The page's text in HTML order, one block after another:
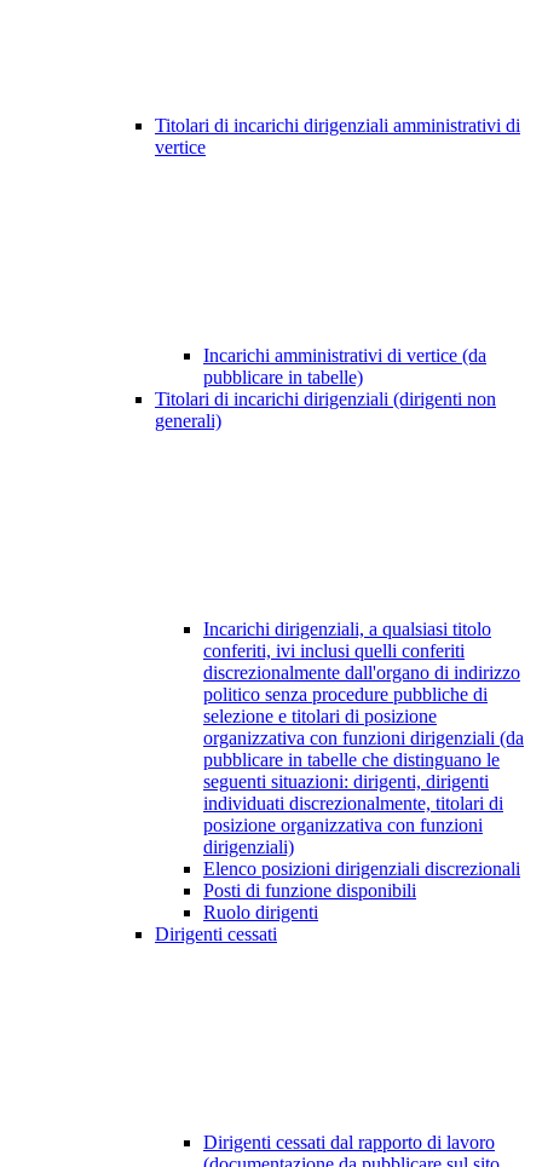
Titolari di incarichi dirigenziali amministrativi di
vertice
Incarichi amministrativi di vertice (da
pubblicare in tabelle)
Titolari di incarichi dirigenziali (dirigenti non
generali)
Incarichi dirigenziali, a qualsiasi titolo
conferiti, ivi inclusi quelli conferiti
discrezionalmente dall'organo di indirizzo
politico senza procedure pubbliche di
selezione e titolari di posizione
organizzativa con funzioni dirigenziali (da
pubblicare in tabelle che distinguano le
seguenti situazioni: dirigenti, dirigenti
individuati discrezionalmente, titolari di
posizione organizzativa con funzioni
dirigenziali)
Elenco posizioni dirigenziali discrezionali
Posti di funzione disponibili
Ruolo dirigenti
Dirigenti cessati
Dirigenti cessati dal rapporto di lavoro